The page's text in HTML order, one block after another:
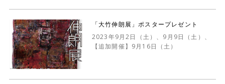
「大竹伸朗展」ポスタープレゼント
2023年9月2日（土）、9月9日（土）、
【追加開催】9月16日（土）